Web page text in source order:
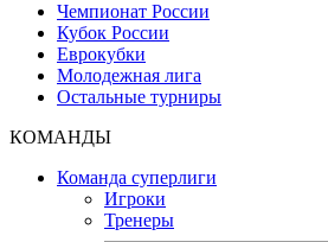
Чемпионат России
Кубок России
Еврокубки
Молодежная лига
Остальные турниры
КОМАНДЫ
Команда суперлиги
Игроки
Тренеры